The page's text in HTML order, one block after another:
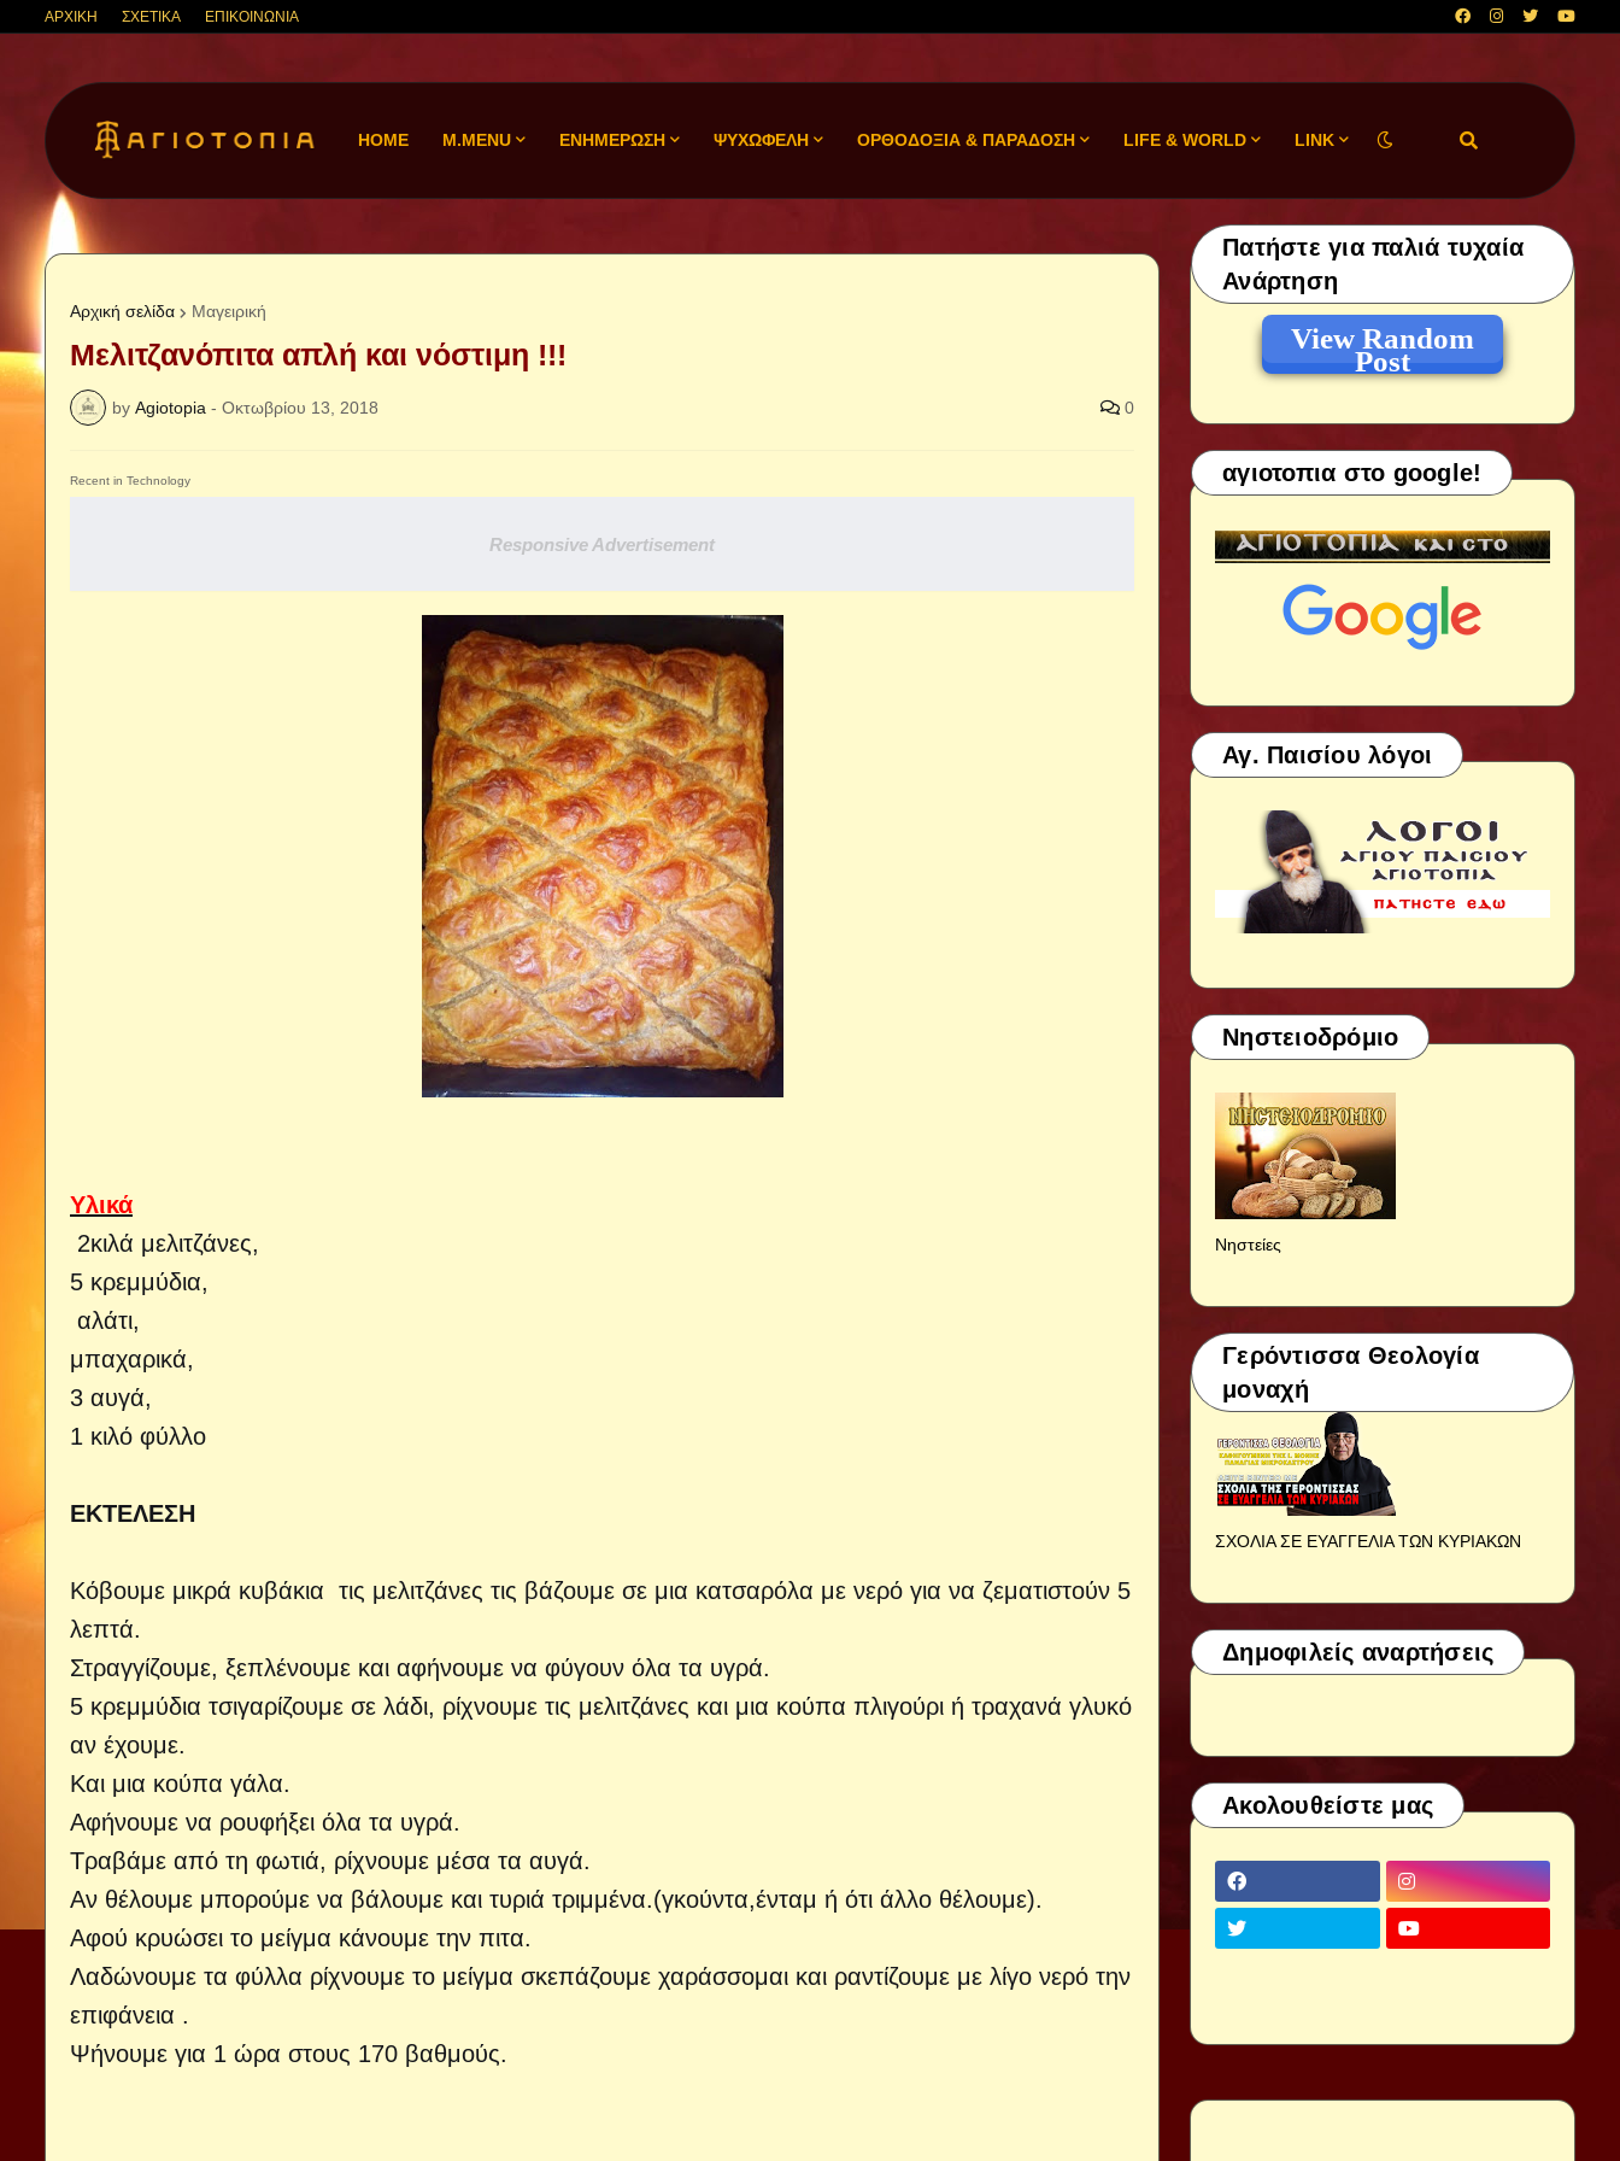
ΑΡΧΙΚΗ ΣΧΕΤΙΚΑ ΕΠΙΚΟΙΝΩΝΙΑ
HOME M.MENU ΕΝΗΜΕΡΩΣΗ ΨΥΧΩΦΕΛΗ ΟΡΘΟΔΟΞΙΑ & ΠΑΡΑΔΟΣΗ LIFE & WORLD LINK
Αρχική σελίδα Μαγειρική
Μελιτζανόπιτα απλή και νόστιμη !!!
by Agiotopia - Οκτωβρίου 13, 2018 0
Recent in Technology
Responsive Advertisement
Υλικά
2κιλά μελιτζάνες,
5 κρεμμύδια,
αλάτι,
μπαχαρικά,
3 αυγά,
1 κιλό φύλλο
ΕΚΤΕΛΕΣΗ
Κόβουμε μικρά κυβάκια τις μελιτζάνες τις βάζουμε σε μια κατσαρόλα με νερό για να ζεματιστούν 5
λεπτά.
Στραγγίζουμε, ξεπλένουμε και αφήνουμε να φύγουν όλα τα υγρά.
5 κρεμμύδια τσιγαρίζουμε σε λάδι, ρίχνουμε τις μελιτζάνες και μια κούπα πλιγούρι ή τραχανά γλυκό
αν έχουμε.
Και μια κούπα γάλα.
Αφήνουμε να ρουφήξει όλα τα υγρά.
Τραβάμε από τη φωτιά, ρίχνουμε μέσα τα αυγά.
Αν θέλουμε μπορούμε να βάλουμε και τυριά τριμμένα.(γκούντα,ένταμ ή ότι άλλο θέλουμε).
Αφού κρυώσει το μείγμα κάνουμε την πιτα.
Λαδώνουμε τα φύλλα ρίχνουμε το μείγμα σκεπάζουμε χαράσσομαι και ραντίζουμε με λίγο νερό την
επιφάνεια .
Ψήνουμε για 1 ώρα στους 170 βαθμούς.
Πατήστε για παλιά τυχαία
Ανάρτηση
View Random
Post
αγιοτοπια στο google!
Αγ. Παισίου λόγοι
Νηστειοδρόμιο
Νηστείες
Γερόντισσα Θεολογία
μοναχή
ΣΧΟΛΙΑ ΣΕ ΕΥΑΓΓΕΛΙΑ ΤΩΝ ΚΥΡΙΑΚΩΝ
Δημοφιλείς αναρτήσεις
Ακολουθείστε μας